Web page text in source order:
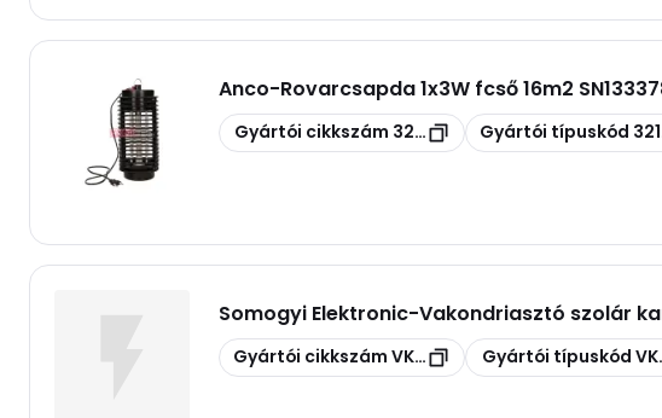
Anco-Rovarcsapda 1x3W fcső 16m2
Másolás
Gyártói cikkszám 321584 Másolás
Gyártói típuskód
Somogyi Elektronic-Vakondriasztó szolár
Másolás
Gyártói cikkszám VKS 04 Másolás
Gyártói típuskód